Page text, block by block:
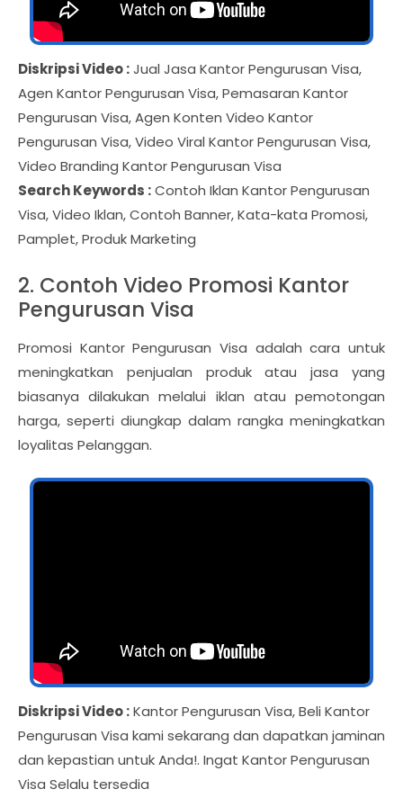
Diskripsi Video :Jual Jasa Kantor Pengurusan Visa,
Agen Kantor Pengurusan Visa, Pemasaran Kantor
Pengurusan Visa, Agen Konten Video Kantor
Pengurusan Visa, Video Viral Kantor Pengurusan Visa,
Video Branding Kantor Pengurusan Visa
Search Keywords :Contoh Iklan Kantor Pengurusan
Visa, Video Iklan, Contoh Banner, Kata-kata Promosi,
Pamplet, Produk Marketing
2. Contoh Video Promosi Kantor
Pengurusan Visa
Promosi Kantor Pengurusan Visa adalah cara untuk
meningkatkan penjualan produk atau jasa yang
biasanya dilakukan melalui iklan atau pemotongan
harga, seperti diungkap dalam rangka meningkatkan
loyalitas Pelanggan.
Diskripsi Video :Kantor Pengurusan Visa, Beli Kantor
Pengurusan Visa kami sekarang dan dapatkan jaminan
dan kepastian untuk Anda!. Ingat Kantor Pengurusan
Visa Selalu tersedia